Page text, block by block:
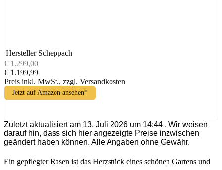
Hersteller Scheppach
€ 1.299,00
€ 1.199,99
Preis inkl. MwSt., zzgl. Versandkosten
Jetzt auf Amazon ansehen*
Zuletzt aktualisiert am 13. Juli 2026 um 14:44 . Wir weisen
darauf hin, dass sich hier angezeigte Preise inzwischen
geändert haben können. Alle Angaben ohne Gewähr.
Ein gepflegter Rasen ist das Herzstück eines schönen Gartens und